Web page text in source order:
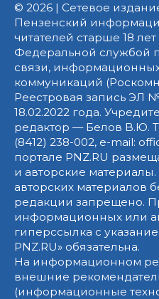
© 2026 | Сетевое
Пензенский
читателей старше 18
Федеральной службой
связи,
коммуникаций
Реестровая запись ЭЛ
18.02.2022 года.
редактор — Белов В.Ю.
(8412) 238-002, e-mail:
портале PNZ.RU
и авторские
авторских материалов
редакции запрещено.
информационных или
гиперссылка с
PNZ.RU» обязательна.
На информационном
внешние
(информационные